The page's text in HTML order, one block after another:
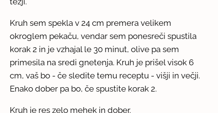
Kruh sem spekla v 24 cm premera velikem
okroglem pekaču, vendar sem ponesreči spustila
korak 2 in je vzhajal le 30 minut, olive pa sem
primesila na sredi gnetenja. Kruh je prišel visok 6
cm, vaš bo - če sledite temu receptu - višji in večji.
Enako dober pa bo, če spustite korak 2.
Kruh je res zelo mehek in dober.